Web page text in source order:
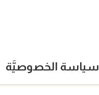
سياسة الخصوصيَّة